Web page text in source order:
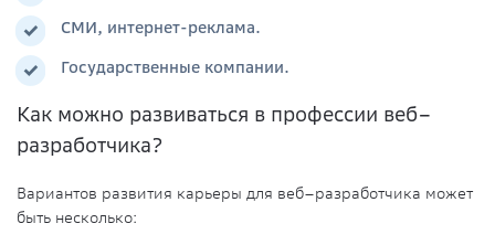
СМИ, интернет-реклама.
Государственные компании.
Как можно развиваться в профессии веб–
разработчика?
Вариантов развития карьеры для веб–разработчика может
быть несколько: